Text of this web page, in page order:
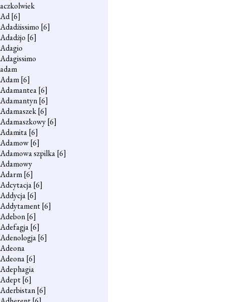
aczkolwiek
Ad[6]
Adadżissimo [6]
Adadżjo [6]
Adagio
Adagissimo
adam
Adam[6]
Adamantea[6]
Adamantyn[6]
Adamaszek[6]
Adamaszkowy[6]
Adamita[6]
Adamow[6]
Adamowa szpilka[6]
Adamowy
Adarm[6]
Adcytacja[6]
Addycja[6]
Addytament[6]
Adebon[6]
Adefagja[6]
Adenologja[6]
Adeona
Adeona[6]
Adephagia
Adept[6]
Aderbistan[6]